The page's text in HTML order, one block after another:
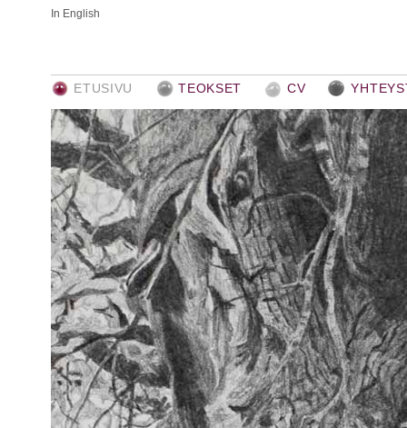
In English
ETUSIVU TEOKSET CV